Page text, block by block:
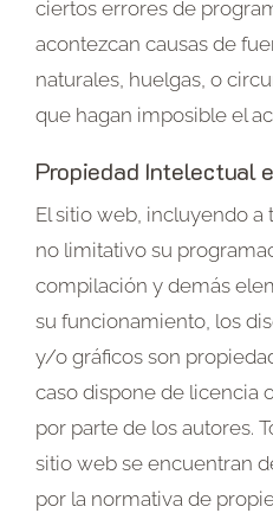
ciertos errores de
acontezcan causas de
naturales, huelgas, o
que hagan imposible el
Propiedad Intelectual
El sitio web, incluyendo
no limitativo su
compilación y demás
su funcionamiento, los
y/o gráficos son
caso dispone de licencia
por parte de los autores.
sitio web se encuentran
por la normativa de